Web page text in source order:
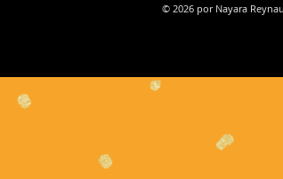
© 2026 por Nayara